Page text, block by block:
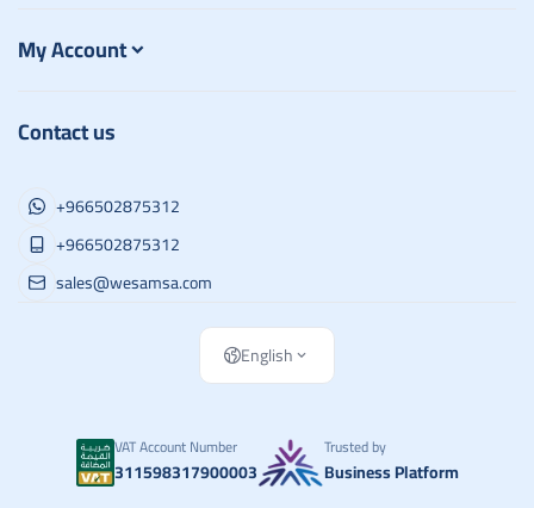
My Account
Contact us
+966502875312
+966502875312
sales@wesamsa.com
English
VAT Account Number
311598317900003
Trusted by
Business Platform